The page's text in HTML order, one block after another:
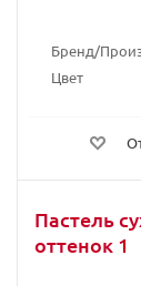
Бренд/
Цвет
Пастель
оттенок 1